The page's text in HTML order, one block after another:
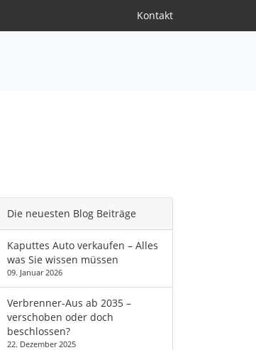
Kontakt
Die neuesten Blog Beiträge
Kaputtes Auto verkaufen – Alles
was Sie wissen müssen
09. Januar 2026
Verbrenner-Aus ab 2035 –
verschoben oder doch
beschlossen?
22. Dezember 2025